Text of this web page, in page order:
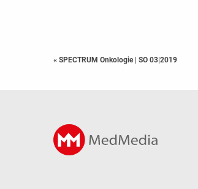
« SPECTRUM Onkologie | SO 03|2019